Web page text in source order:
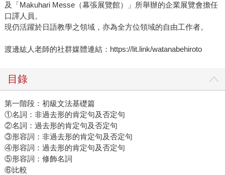
及「Makuhari Messe（幕張展覽館）」所舉辦的企業展覽會擔任
口譯人員。
現仍活躍於日語教學之領域，亦為全方位領域的自由工作者。
渡邊紘人老師的社群媒體連結：https://lit.link/watanabehiroto
目錄
第一階段：初級文法基礎篇
①名詞：非過去形的肯定句及否定句
②名詞：過去形的肯定句及否定句
③形容詞：非過去形的肯定句及否定句
④形容詞：過去形的肯定句及否定句
⑤形容詞：修飾名詞
⑥比較